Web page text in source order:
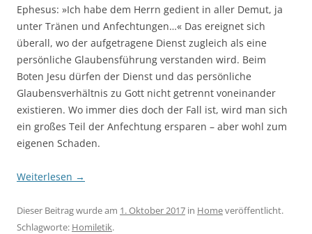
Ephesus: »Ich habe dem Herrn gedient in aller Demut, ja
unter Tränen und Anfechtungen…« Das ereignet sich
überall, wo der aufgetragene Dienst zugleich als eine
persönliche Glaubensführung verstanden wird. Beim
Boten Jesu dürfen der Dienst und das persönliche
Glaubensverhältnis zu Gott nicht getrennt voneinander
existieren. Wo immer dies doch der Fall ist, wird man sich
ein großes Teil der Anfechtung ersparen – aber wohl zum
eigenen Schaden.
Weiterlesen →
Dieser Beitrag wurde am 1. Oktober 2017 in Homeveröffentlicht.
Schlagworte: Homiletik.